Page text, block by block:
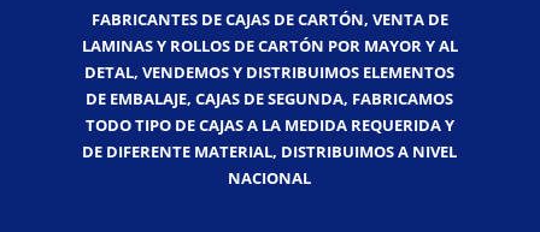
FABRICANTES DE CAJAS DE CARTÓN, VENTA DE
LAMINAS Y ROLLOS DE CARTÓN POR MAYOR Y AL
DETAL, VENDEMOS Y DISTRIBUIMOS ELEMENTOS
DE EMBALAJE, CAJAS DE SEGUNDA, FABRICAMOS
TODO TIPO DE CAJAS A LA MEDIDA REQUERIDA Y
DE DIFERENTE MATERIAL, DISTRIBUIMOS A NIVEL
NACIONAL